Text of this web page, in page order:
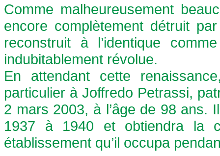
Comme malheureusement
encore complètement détruit
reconstruit à l’identique
indubitablement révolue.
En attendant cette
particulier à Joffredo Petrassi,
2 mars 2003, à l’âge de 98 ans.
1937 à 1940 et obtiendra la
établissement qu’il occupa